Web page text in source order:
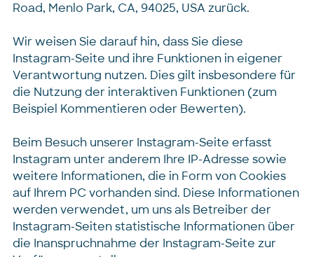
Road, Menlo Park, CA, 94025, USA zurück.
Wir weisen Sie darauf hin, dass Sie diese
Instagram-Seite und ihre Funktionen in eigener
Verantwortung nutzen. Dies gilt insbesondere für
die Nutzung der interaktiven Funktionen (zum
Beispiel Kommentieren oder Bewerten).
Beim Besuch unserer Instagram-Seite erfasst
Instagram unter anderem Ihre IP-Adresse sowie
weitere Informationen, die in Form von Cookies
auf Ihrem PC vorhanden sind. Diese Informationen
werden verwendet, um uns als Betreiber der
Instagram-Seiten statistische Informationen über
die Inanspruchnahme der Instagram-Seite zur